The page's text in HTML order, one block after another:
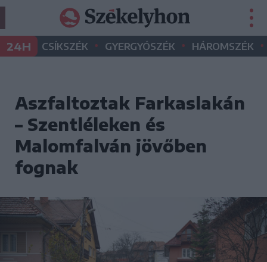
24H CSÍKSZÉK • GYERGYÓSZÉK • HÁROMSZÉK •
Aszfaltoztak Farkaslakán
– Szentléleken és
Malomfalván jövőben
fognak